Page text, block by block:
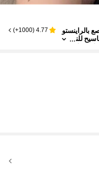
بالراينستو
للن
4.77
(
1000+
)